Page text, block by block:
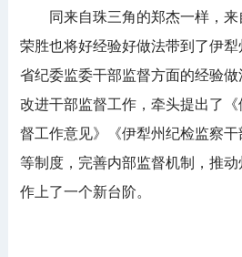
同来自珠三角的郑杰一样，来
荣胜也将好经验好做法带到了伊
省纪委监委干部监督方面的经验做
改进干部监督工作，牵头提出了
督工作意见》《伊犁州纪检监察干
等制度，完善内部监督机制，推
作上了一个新台阶。